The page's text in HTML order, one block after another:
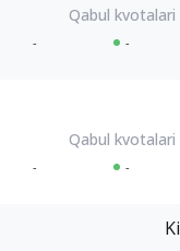
- -
- -